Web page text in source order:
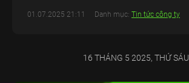
01.07.2025 21:11 Danh mục: Tin tức công ty
16 THÁNG 5 2025, THỨ SÁU